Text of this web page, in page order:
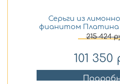
Серьги из
фианитом Платина
1121-38
215 424
101 350